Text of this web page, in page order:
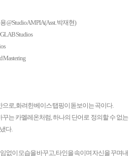
@Studio AMPIA (Asst. 박재현)
Studios
Mastering
으로, 화려한 베이스 탭핑이 돋보이는 곡이다.
는 카멜레온처럼, 하나의 단어로 정의할 수 없는
다.
없이 모습을 바꾸고, 타인을 속이며 자신을 꾸며내